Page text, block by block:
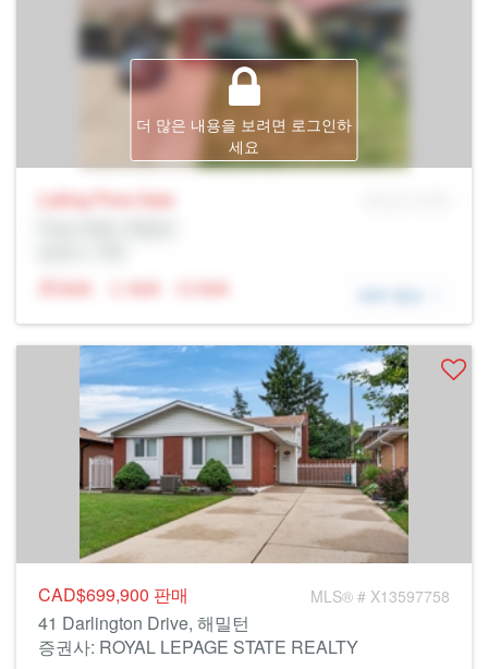
더 많은 내용을 보려면 로그인하
세요
Listing Price Sale
N/A
N/A N/A
CAD$699,900 판매 MLS® # X13597758
41 Darlington Drive, 해밀턴
증권사: ROYAL LEPAGE STATE REALTY